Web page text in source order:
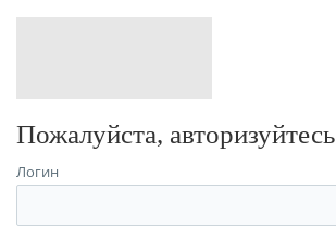
Пожалуйста, авторизуйтесь
Логин